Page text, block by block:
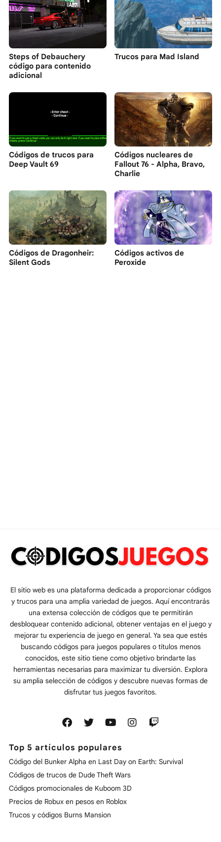
Steps of Debauchery
código para contenido
adicional
Trucos para Mad Island
Códigos de trucos para
Deep Vault 69
Códigos nucleares de
Fallout 76 - Alpha, Bravo,
Charlie
Códigos de Dragonheir:
Silent Gods
Códigos activos de
Peroxide
El sitio web es una plataforma dedicada a proporcionar códigos
y trucos para una amplia variedad de juegos. Aquí encontrarás
una extensa colección de códigos que te permitirán
desbloquear contenido adicional, obtener ventajas en el juego y
mejorar tu experiencia de juego en general. Ya sea que estés
buscando códigos para juegos populares o títulos menos
conocidos, este sitio tiene como objetivo brindarte las
herramientas necesarias para maximizar tu diversión. Explora
su amplia selección de códigos y descubre nuevas formas de
disfrutar tus juegos favoritos.
Top 5 artículos populares
Código del Bunker Alpha en Last Day on Earth: Survival
Códigos de trucos de Dude Theft Wars
Códigos promocionales de Kuboom 3D
Precios de Robux en pesos en Roblox
Trucos y códigos Burns Mansion